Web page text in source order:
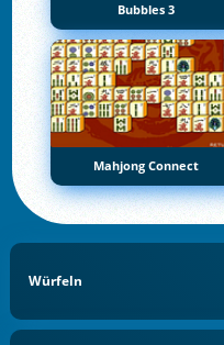
Bubbles 3
Mahjong Connect
Würfeln